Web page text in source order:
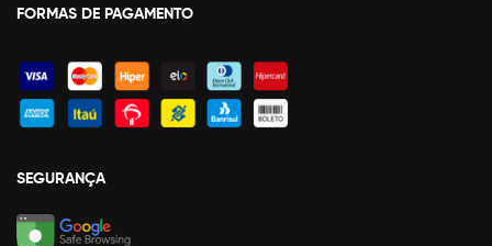
FORMAS DE PAGAMENTO
SEGURANÇA